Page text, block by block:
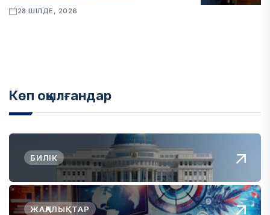
28 ШІЛДЕ, 2026
Көп оқылғандар
БИЛІК
ЖАҢАЛЫҚТАР